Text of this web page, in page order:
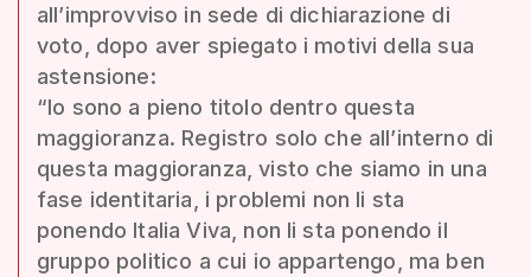
all’improvviso in sede di dichiarazione di
voto, dopo aver spiegato i motivi della sua
astensione:
“Io sono a pieno titolo dentro questa
maggioranza. Registro solo che all’interno di
questa maggioranza, visto che siamo in una
fase identitaria, i problemi non li sta
ponendo Italia Viva, non li sta ponendo il
gruppo politico a cui io appartengo, ma ben